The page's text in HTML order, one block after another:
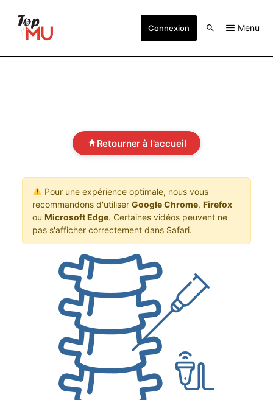
Connexion Menu
Retourner à l'accueil
Pour une expérience optimale, nous vous
recommandons d'utiliser Google Chrome, Firefox
ou Microsoft Edge. Certaines vidéos peuvent ne
pas s'afficher correctement dans Safari.